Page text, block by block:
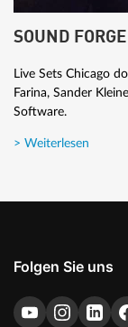
SOUND
Live Sets Chicago
Farina, Sander
Software.
> Weiterlesen
Folgen Sie uns